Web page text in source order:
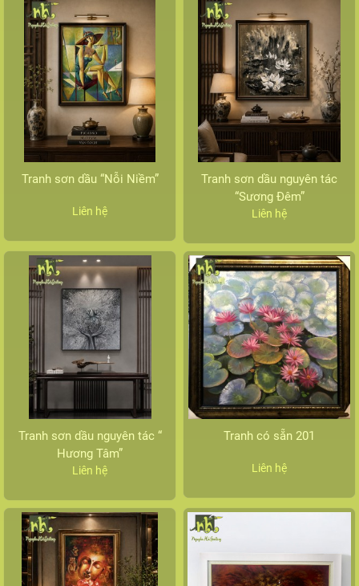
Tranh sơn dầu “Nỗi Niềm”
Liên hệ
Tranh sơn dầu nguyên tác
“Sương Đêm”
Liên hệ
Tranh sơn dầu nguyên tác “
Hương Tâm”
Liên hệ
Tranh có sẵn 201
Liên hệ